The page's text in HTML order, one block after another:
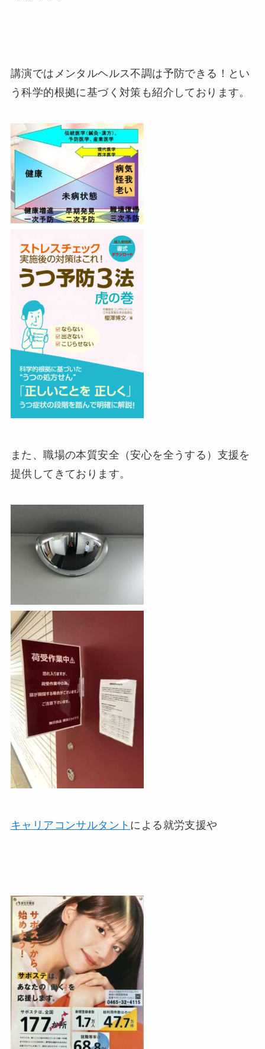
講演ではメンタルヘルス不調は予防できる！とい
う科学的根拠に基づく対策も紹介しております。
また、職場の本質安全（安心を全うする）支援を
提供してきております。
キャリアコンサルタント による就労支援や